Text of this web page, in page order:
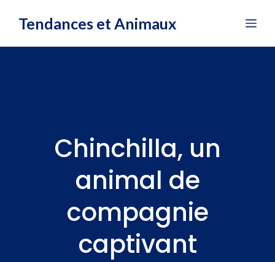
Tendances et Animaux
Chinchilla, un
animal de
compagnie
captivant